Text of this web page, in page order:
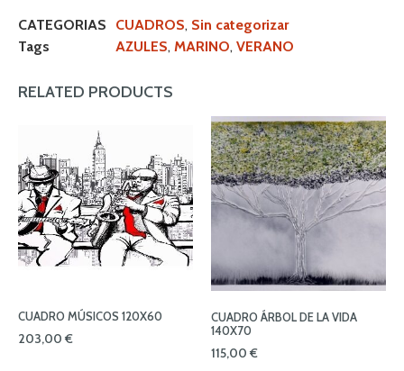
CATEGORIAS CUADROS, Sin categorizar
Tags
AZULES, MARINO, VERANO
RELATED PRODUCTS
CUADRO MÚSICOS 120X60
203,00 €
CUADRO ÁRBOL DE LA VIDA
140X70
115,00 €